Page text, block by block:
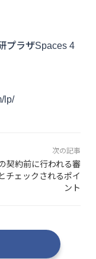
プラザSpaces 4
lp/
次の記事
契約前に行われる審
チェックされるポイ
ント